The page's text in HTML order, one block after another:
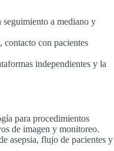
seguimiento a mediano y
contacto con pacientes
independientes y la
para procedimientos
de imagen y monitoreo.
asepsia, flujo de pacientes y